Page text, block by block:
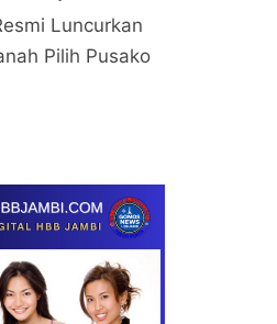
Luncurkan
Pilih Pusako